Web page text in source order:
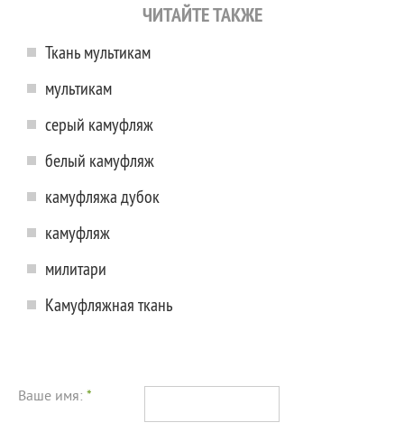
ЧИТАЙТЕ ТАКЖЕ
Ткань мультикам
мультикам
серый камуфляж
белый камуфляж
камуфляжа дубок
камуфляж
милитари
Камуфляжная ткань
Ваше имя: *